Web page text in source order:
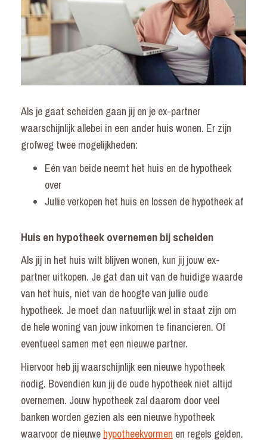
Als je gaat scheiden gaan jij en je ex-partner
waarschijnlijk allebei in een ander huis wonen. Er zijn
grofweg twee mogelijkheden:
Eén van beide neemt het huis en de hypotheek
over
Jullie verkopen het huis en lossen de hypotheek af
Huis en hypotheek overnemen bij scheiden
Als jij in het huis wilt blijven wonen, kun jij jouw ex-
partner uitkopen. Je gat dan uit van de huidige waarde
van het huis, niet van de hoogte van jullie oude
hypotheek. Je moet dan natuurlijk wel in staat zijn om
de hele woning van jouw inkomen te financieren. Of
eventueel samen met een nieuwe partner.
Hiervoor heb jij waarschijnlijk een nieuwe hypotheek
nodig. Bovendien kun jij de oude hypotheek niet altijd
overnemen. Jouw hypotheek zal daarom door veel
banken worden gezien als een nieuwe hypotheek
waarvoor de nieuwe hypotheekvormen en regels gelden.